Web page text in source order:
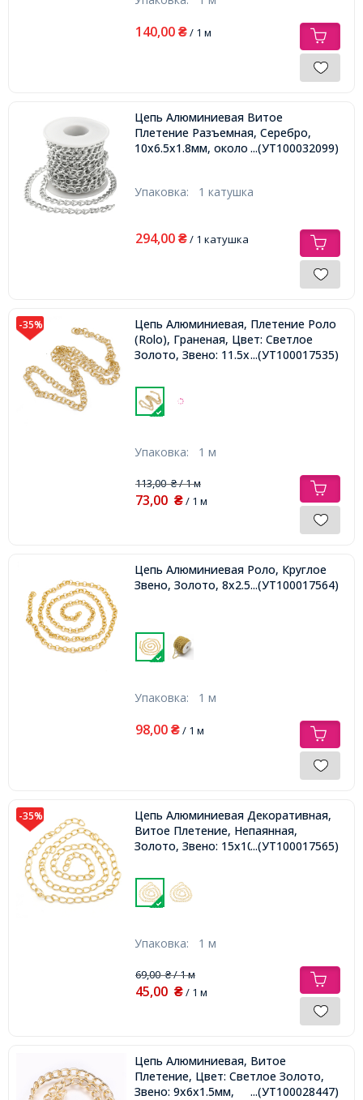
140,00 ₴/ 1 м
Цепь Алюминиевая Витое
Плетение Разъемная, Серебро,
10х6.5х1.8мм, около 5м/катушка,
...(УТ100032099)
Упаковка: 1 катушка
294,00 ₴/ 1 катушка
-35%
Цепь Алюминиевая, Плетение Роло
(Rolo), Граненая, Цвет: Светлое
Золото, Звено: 11.5х2мм,...(УТ100017535)
Упаковка: 1 м
113,00₴/ 1 м
73,00 ₴/ 1 м
Цепь Алюминиевая Роло, Круглое
Звено, Золото, 8х2.5мм,...(УТ100017564)
Упаковка: 1 м
98,00 ₴/ 1 м
-35%
Цепь Алюминиевая Декоративная,
Витое Плетение, Непаянная,
Золото, Звено: 15x10х2мм,...(УТ100017565)
Упаковка: 1 м
69,00₴/ 1 м
45,00 ₴/ 1 м
Цепь Алюминиевая, Витое
Плетение, Цвет: Светлое Золото,
Звено: 9х6х1.5мм,
...(УТ100028447)